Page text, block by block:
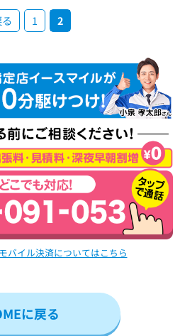
1 2
バイル決済についてはこちら
に戻る